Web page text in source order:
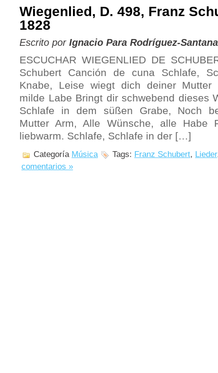
Wiegenlied, D. 498, Franz
1828
Escrito por Ignacio Para Rodríguez-Santana
ESCUCHAR WIEGENLIED DE
Schubert Canción de cuna Schlafe,
Knabe, Leise wiegt dich deiner Mutter
milde Labe Bringt dir schwebend dieses
Schlafe in dem süßen Grabe, Noch
Mutter Arm, Alle Wünsche, alle Habe
liebwarm. Schlafe, Schlafe in der […]
Categoría Música Tags: Franz Schubert, Lieder
comentarios »